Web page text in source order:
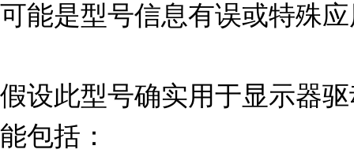
可能是型号信息有误或特殊
假设此型号确实用于显示器
能包括：